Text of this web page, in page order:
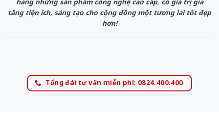
tăng tiện ích, sáng tạo cho cộng đồng một tương lai tốt đẹp
hơn!
Tổng đài tư vấn miễn phí: 0824.400.400